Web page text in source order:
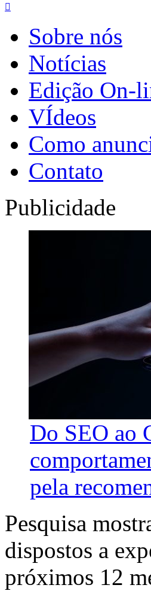

Sobre nós
Notícias
Edição On-
VÍdeos
Como
Contato
Publicidade
Do SEO ao
pela
Pesquisa
dispostos a
próximos 12